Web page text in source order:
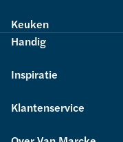
Keuken
Handig
Inspiratie
Klantenservice